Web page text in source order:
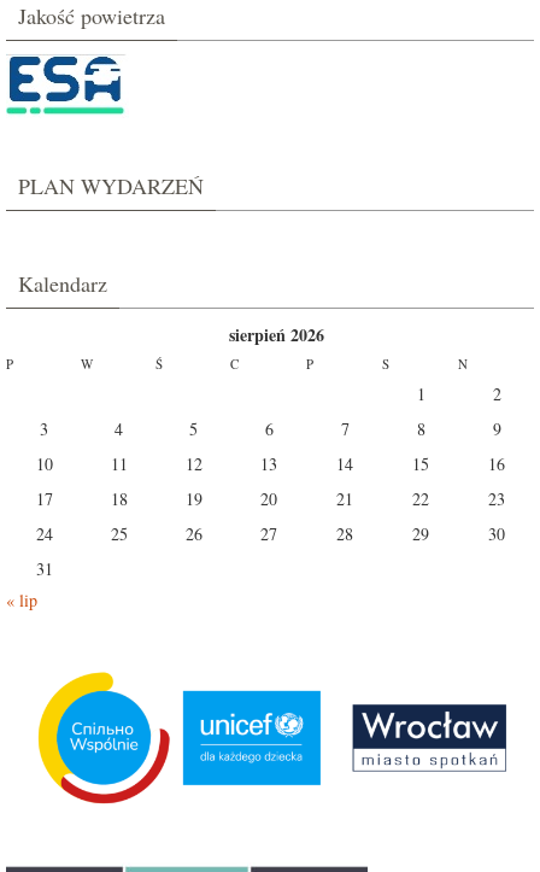
Jakość powietrza
PLAN WYDARZEŃ
Kalendarz
sierpień 2026
P W Ś C P S N
1
2
3
4 5 6 7 8
9
10
11 12 13 14 15
16
17
18 19 20 21 22
23
24
25 26 27 28 29
30
31
« lip